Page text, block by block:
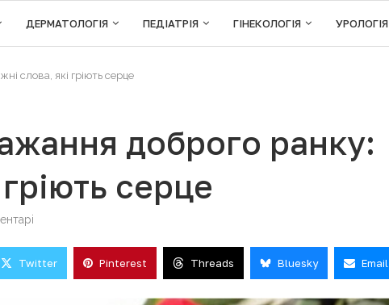
ДЕРМАТОЛОГІЯ ПЕДІАТРІЯ ГІНЕКОЛОГІЯ УРОЛОГІЯ
слова, які гріють серце
доброго ранку:
серце
Twitter Pinterest Threads Bluesky Email